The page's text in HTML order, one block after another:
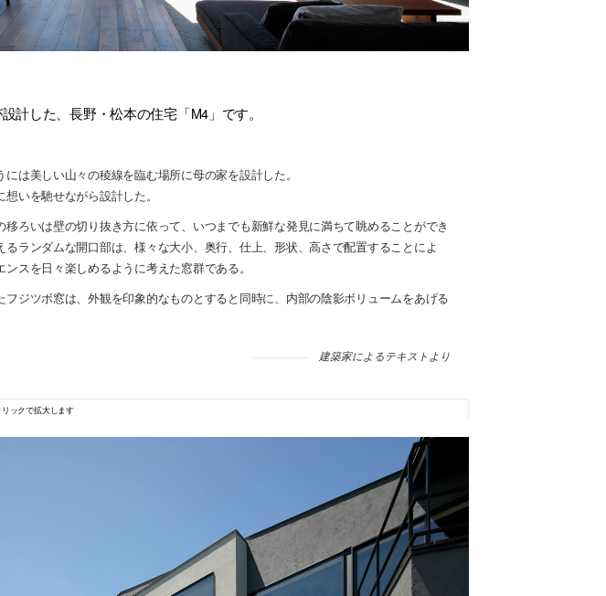
計した、長野・松本の住宅「M4」です。
は美しい山々の稜線を臨む場所に母の家を設計した。
いを馳せながら設計した。
ろいは壁の切り抜き方に依って、いつまでも新鮮な発見に満ちて眺めることができ
ランダムな開口部は、様々な大小、奥行、仕上、形状、高さで配置することによ
スを日々楽しめるように考えた窓群である。
ジツボ窓は、外観を印象的なものとすると同時に、内部の陰影ボリュームをあげる
建築家によるテキストより
ックで拡大します